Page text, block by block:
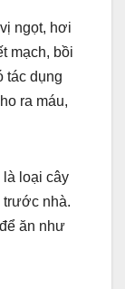
ot
e
ngọt, hơi
mạch, bồi
tác dụng
ra máu,
loại cây
trước nhà.
ăn như